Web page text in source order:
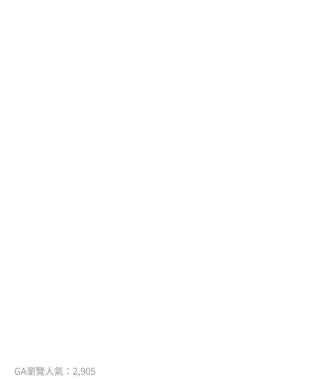
GA瀏覽人氣：2,905